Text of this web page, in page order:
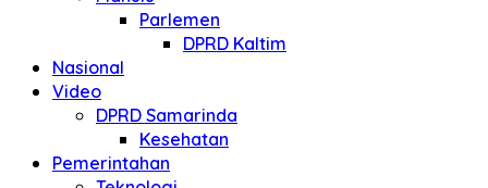
Parlemen
DPRD Kaltim
Nasional
Video
DPRD Samarinda
Kesehatan
Pemerintahan